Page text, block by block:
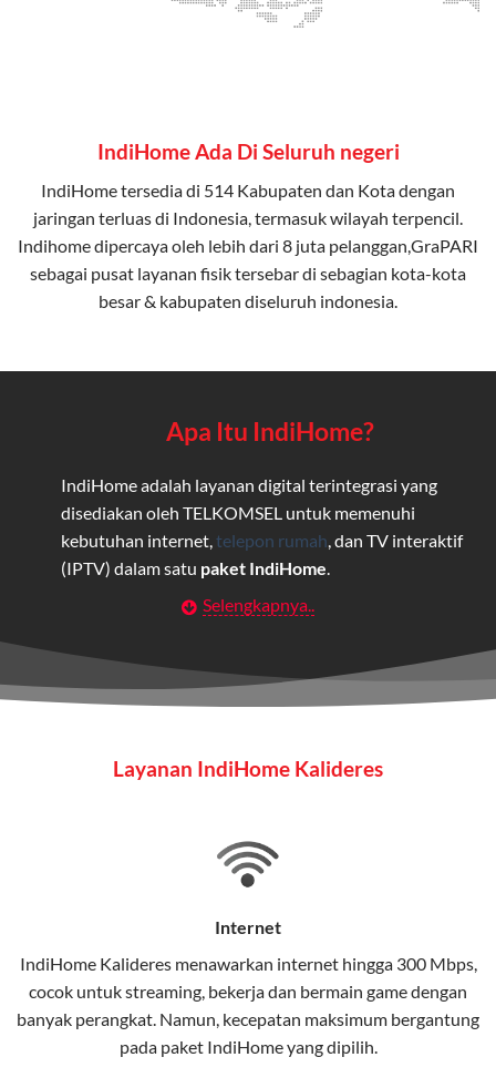
IndiHome Ada Di Seluruh negeri
IndiHome tersedia di 514 Kabupaten dan Kota dengan
jaringan terluas di Indonesia, termasuk wilayah terpencil.
Indihome dipercaya oleh lebih dari 8 juta pelanggan,GraPARI
sebagai pusat layanan fisik tersebar di sebagian kota-kota
besar & kabupaten diseluruh indonesia.
Apa Itu IndiHome?
IndiHome adalah layanan digital terintegrasi yang
disediakan oleh TELKOMSEL untuk memenuhi
kebutuhan internet, telepon rumah , dan TV interaktif
(IPTV) dalam satu paket IndiHome
Layanan Wifi Indihome ini dirancang untuk
maupun individu yang membutuhkan konektivitas dan
hiburan berkualitas tinggi.
pengguna rumah dan bisnis.
stabil, dan memiliki berbagai pilihan paket IndiHome
Selain internet, layanan IndiHome juga mencakup TV
interaktif (IndiHome TV) dan telepon rumah dalam
satu paket.
Selengkapnya..
Layanan IndiHome Kalideres
Internet
IndiHome Kalideres menawarkan internethingga 300 Mbps,
cocok untuk streaming, bekerja dan bermain game dengan
banyak perangkat. Namun, kecepatan maksimum bergantung
pada paket IndiHome yang dipilih.